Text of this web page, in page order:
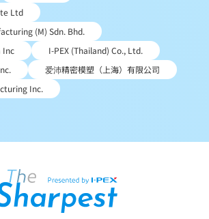
Ltd
(M) Sdn. Bhd.
Inc
I-PEX (Thailand) Co., Ltd.
爱沛精密模塑（上海）有限公司
Inc.